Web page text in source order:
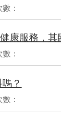
：
：
？
：